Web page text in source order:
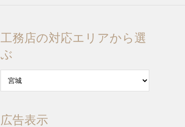
工務店の対応エリアから選
ぶ
広告表示